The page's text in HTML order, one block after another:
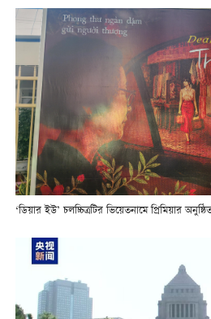
‘ডিয়ার ইউ’ চলচ্চিত্রটির ভিয়েতনামে প্রিমিয়ার